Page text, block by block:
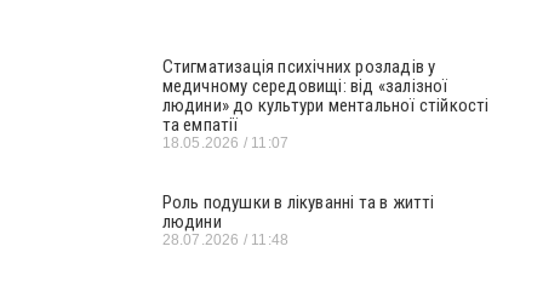
Стигматизація психічних розладів у
медичному середовищі: від «залізної
людини» до культури ментальної стійкості
та емпатії
18.05.2026 11:07
Роль подушки в лікуванні та в житті
людини
28.07.2026 11:48